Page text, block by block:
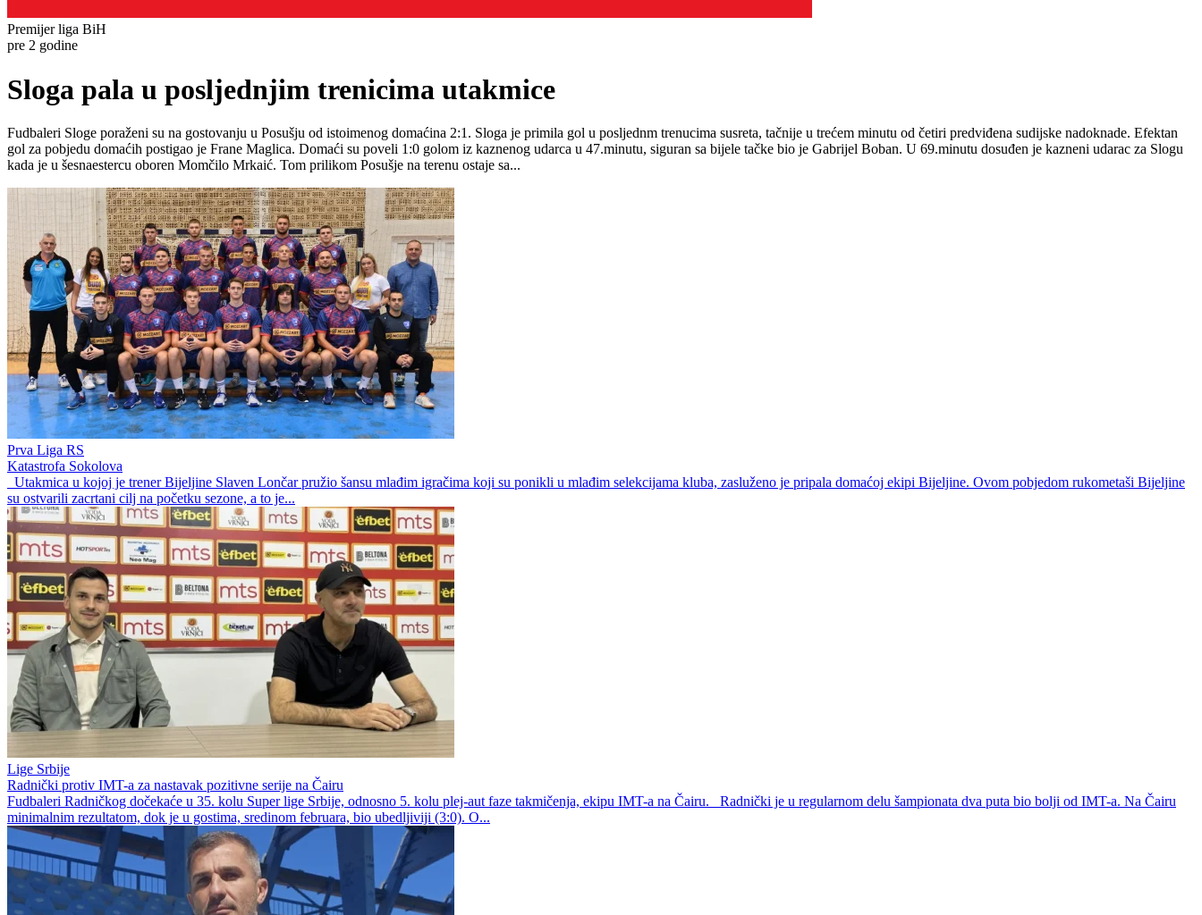
Premijer liga BiH
pre 2 godine
Sloga pala u posljednjim trenicima utakmice
Fudbaleri Sloge poraženi su na gostovanju u Posušju od istoimenog domaćina 2:1. Sloga je primila gol u posljednm trenucima susreta, tačnije u trećem minutu od četiri predviđena sudijske nadoknade. Efektan
gol za pobjedu domaćih postigao je Frane Maglica. Domaći su poveli 1:0 golom iz kaznenog udarca u 47.minutu, siguran sa bijele tačke bio je Gabrijel Boban. U 69.minutu dosuđen je kazneni udarac za Slogu
kada je u šesnaestercu oboren Momčilo Mrkaić. Tom prilikom Posušje na terenu ostaje sa...
Prva Liga RS
Katastrofa Sokolova
Utakmica u kojoj je trener Bijeljine Slaven Lončar pružio šansu mlađim igračima koji su ponikli u mlađim selekcijama kluba, zasluženo je pripala domaćoj ekipi Bijeljine. Ovom pobjedom rukometaši Bijeljine
su ostvarili zacrtani cilj na početku sezone, a to je...
Lige Srbije
Radnički protiv IMT-a za nastavak pozitivne serije na Čairu
Fudbaleri Radničkog dočekaće u 35. kolu Super lige Srbije, odnosno 5. kolu plej-aut faze takmičenja, ekipu IMT-a na Čairu. Radnički je u regularnom delu šampionata dva puta bio bolji od IMT-a. Na Čairu
minimalnim rezultatom, dok je u gostima, sredinom februara, bio ubedljiviji (3:0). O...